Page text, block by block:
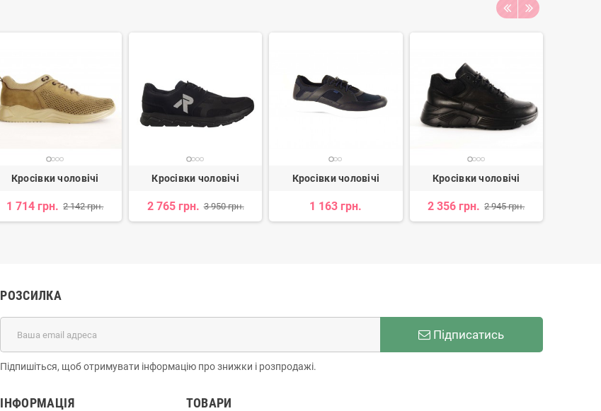
Кросівки чоловічі
1 714 грн. 2 142 грн.
Кросівки чоловічі
2 765 грн. 3 950 грн.
Кросівки чоловічі
1 163 грн.
Кросівки чоловічі
2 356 грн. 2 945 грн.
РОЗСИЛКА
Підписатись
Підпишіться, щоб отримувати інформацію про знижки і розпродажі.
ІНФОРМАЦІЯ ТОВАРИ